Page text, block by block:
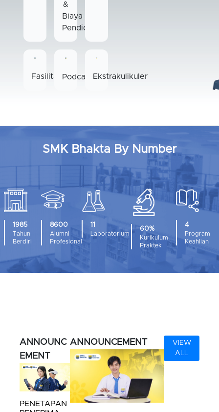
&
Biaya
Pendidikan
Fasilitas Podcast Ekstrakulikuler
SMK Bhakta By Number
1985
Tahun
Berdiri
8600
Alumni
Profesional
11
Laboratorium
60%
Kurikulum
Praktek
4
Program
Keahlian
ANNOUNC
EMENT
PENETAPAN
ANNOUNCEMENT
VIEW
ALL